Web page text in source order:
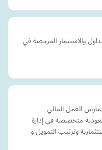
والاستثمار المرخصة في
العمل المالي
متخصصة في إدارة
وترتيب التمويل و